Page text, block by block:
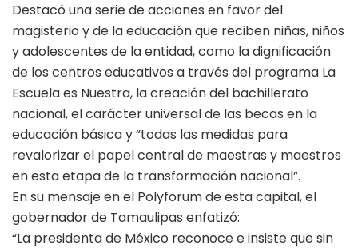
Destacó una serie de acciones en favor del
magisterio y de la educación que reciben niñas, niños
y adolescentes de la entidad, como la dignificación
de los centros educativos a través del programa La
Escuela es Nuestra, la creación del bachillerato
nacional, el carácter universal de las becas en la
educación básica y “todas las medidas para
revalorizar el papel central de maestras y maestros
en esta etapa de la transformación nacional”.
En su mensaje en el Polyforum de esta capital, el
gobernador de Tamaulipas enfatizó:
“La presidenta de México reconoce e insiste que sin